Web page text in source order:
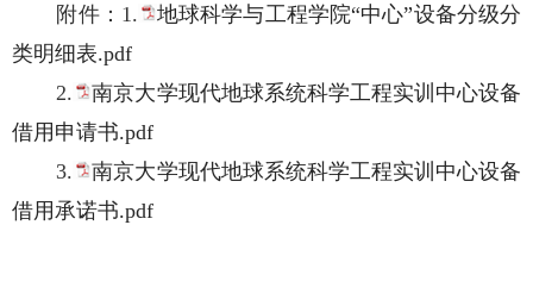
附件：1.
地球科学与工程学院“中心”设备分级分
类明细表.pdf
2.
南京大学现代地球系统科学工程实训中心设备
借用申请书.pdf
3.
南京大学现代地球系统科学工程实训中心设备
借用承诺书.pdf